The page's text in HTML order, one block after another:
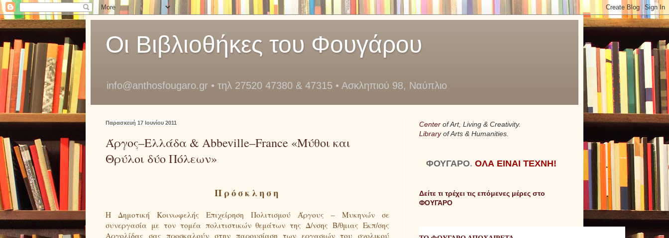
Οι Βιβλιοθήκες του Φουγάρου
info@anthosfougaro.gr • τηλ 27520 47380 & 47315 • Ασκληπιού 98, Ναύπλιο
Παρασκευή 17 Ιουνίου 2011
Άργος–Ελλάδα & Abbeville–France «Μύθοι και
Θρύλοι δύο Πόλεων»
Πρόσκληση
Η Δημοτική Κοινωφελής Επιχείρηση Πολιτισμού Άργους – Μυκηνών σε
συνεργασία με τον τομέα πολιτιστικών θεμάτων της Δ/νσης Β/θμιας Εκπ/σης
Αργολίδας σας προσκαλούν στην παρουσίαση των εργασιών του σχολικού
Center of Art, Living & Creativity.
Libraryof Arts & Humanities.
ΦΟΥΓΑΡΟ. ΟΛΑ ΕΙΝΑΙ ΤΕΧΝΗ!
Δείτε τι τρέχει τις επόμενες μέρες στο
ΦΟΥΓΑΡΟ